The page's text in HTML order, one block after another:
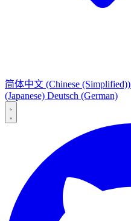
简体中文 (Chinese (Simplified))
(Japanese) Deutsch (German)